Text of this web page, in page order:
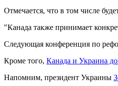
Отмечается, что в том числе
"Канада также принимает
Следующая конференция по
Кроме того, Канада и Украина
Напомним, президент Украины